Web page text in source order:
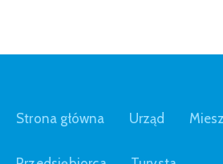
Strona główna Urząd